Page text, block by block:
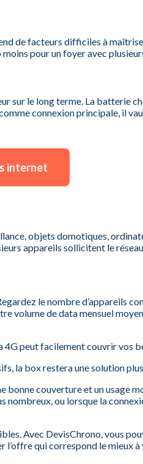
de facteurs difficiles à
pour un foyer avec
sur le long terme. La batterie
connexion principale, il
internet
objets domotiques,
appareils sollicitent le
le nombre d’appareils
volume de data mensuel
peut facilement couvrir vos
la box restera une solution
couverture et un usage
nombreux, ou lorsque la
Avec DevisChrono, vous
qui correspond le mieux